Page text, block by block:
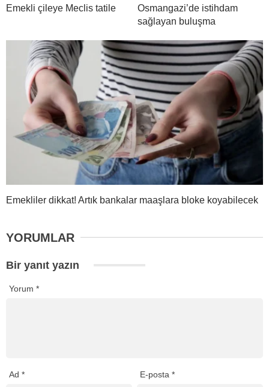
Emekli çileye Meclis tatile
Osmangazi’de istihdam
sağlayan buluşma
Emekliler dikkat! Artık bankalar maaşlara bloke koyabilecek
YORUMLAR
Bir yanıt yazın
Yorum *
Ad * E-posta*